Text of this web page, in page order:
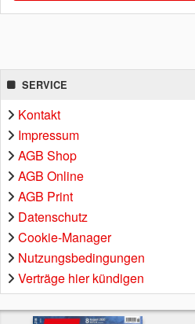
SERVICE
Kontakt
Impressum
AGB Shop
AGB Online
AGB Print
Datenschutz
Cookie-Manager
Nutzungsbedingungen
Verträge hier kündigen